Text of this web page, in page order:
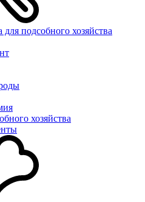
подсобного хозяйства
хозяйства